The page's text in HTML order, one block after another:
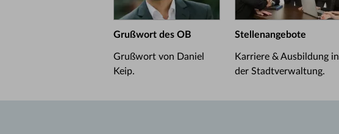
Grußwort des OB
Grußwort von Daniel
Keip.
Stellenangebote
Karriere & Ausbildung in
der Stadtverwaltung.